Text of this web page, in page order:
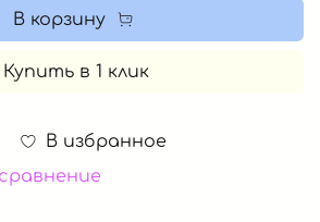
В избранное
В корзину
Купить в 1 клик